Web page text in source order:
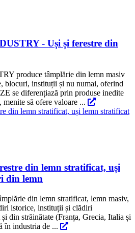
- Uși și ferestre din
produce tâmplărie din lemn masiv
blocuri, instituții și nu numai, oferind
se diferențiază prin produse inedite
să ofere valoare ...
din lemn stratificat, uși
din lemn
din lemn stratificat, lemn masiv,
istorice, instituții și clădiri
din străinătate (Franța, Grecia, Italia și
în industria de ...